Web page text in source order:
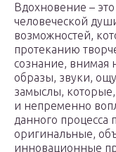
Вдохновение –
человеческой
возможностей,
протеканию
сознание,
образы, звуки,
замыслы, которые,
и непременно
данного процесса
оригинальные,
инновационные